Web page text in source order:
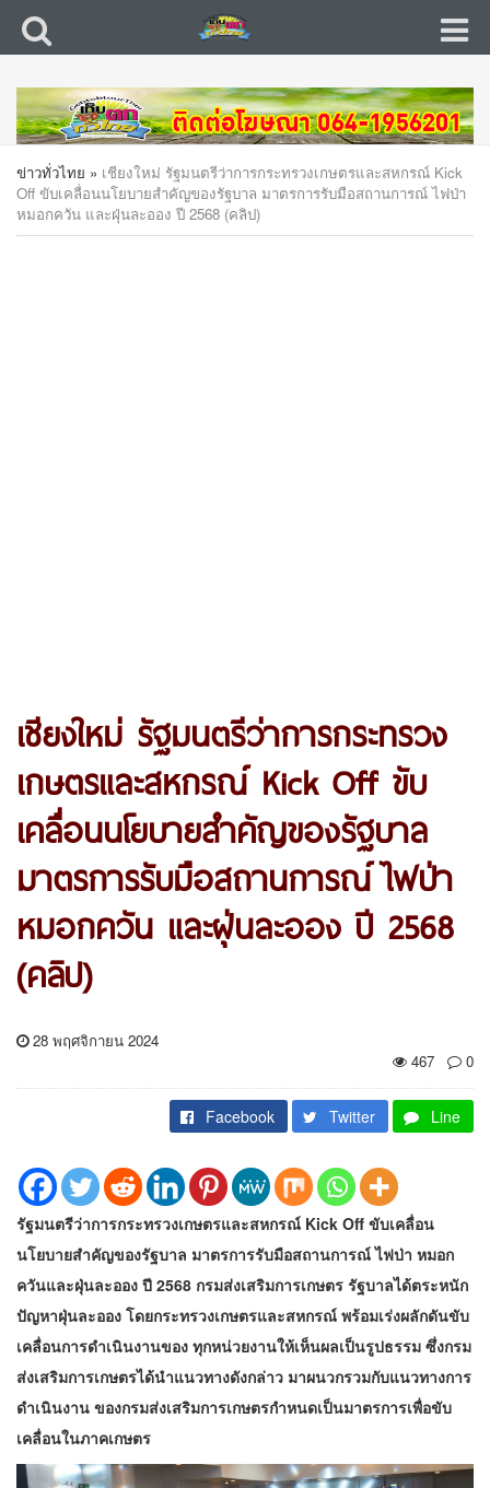
ข่าวทั่วไทย » เชียงใหม่ รัฐมนตรีว่าการกระทรวงเกษตรและสหกรณ์ Kick
Off ขับเคลื่อนนโยบายสำคัญของรัฐบาล มาตรการรับมือสถานการณ์ ไฟป่า
หมอกควัน และฝุ่นละออง ปี 2568 (คลิป)
เชียงใหม่ รัฐมนตรีว่าการกระทรวง
เกษตรและสหกรณ์ Kick Off ขับ
เคลื่อนนโยบายสำคัญของรัฐบาล
มาตรการรับมือสถานการณ์ ไฟป่า
หมอกควัน และฝุ่นละออง ปี 2568
(คลิป)
28 พฤศจิกายน 2024
467
0
Facebook Twitter Line
รัฐมนตรีว่าการกระทรวงเกษตรและสหกรณ์ Kick Off ขับเคลื่อน
นโยบายสำคัญของรัฐบาล มาตรการรับมือสถานการณ์ ไฟป่า หมอก
ควันและฝุ่นละออง ปี 2568 กรมส่งเสริมการเกษตร รัฐบาลได้ตระหนัก
ปัญหาฝุ่นละออง โดยกระทรวงเกษตรและสหกรณ์ พร้อมเร่งผลักดันขับ
เคลื่อนการดำเนินงานของ ทุกหน่วยงานให้เห็นผลเป็นรูปธรรม ซึ่งกรม
ส่งเสริมการเกษตรได้นำแนวทางดังกล่าว มาผนวกรวมกับแนวทางการ
ดำเนินงาน ของกรมส่งเสริมการเกษตรกำหนดเป็นมาตรการเพื่อขับ
เคลื่อนในภาคเกษตร